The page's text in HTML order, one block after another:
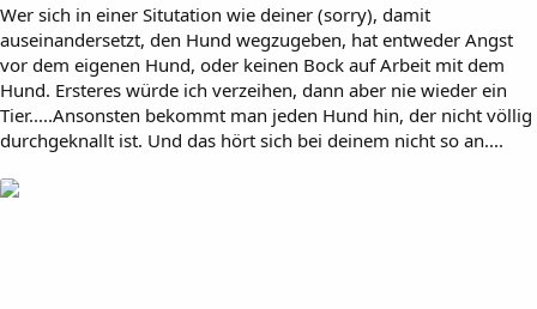
Wer sich in einer Situtation wie deiner (sorry), damit
auseinandersetzt, den Hund wegzugeben, hat entweder Angst
vor dem eigenen Hund, oder keinen Bock auf Arbeit mit dem
Hund. Ersteres würde ich verzeihen, dann aber nie wieder ein
Tier.....Ansonsten bekommt man jeden Hund hin, der nicht völlig
durchgeknallt ist. Und das hört sich bei deinem nicht so an....